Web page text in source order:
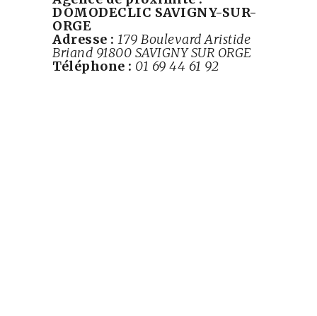
DOMODECLIC SAVIGNY-SUR-
ORGE
Adresse : 179 Boulevard Aristide
Briand 91800 SAVIGNY SUR ORGE
Téléphone : 01 69 44 61 92